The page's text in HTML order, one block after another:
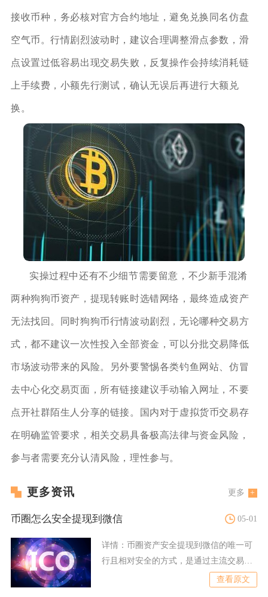
接收币种，务必核对官方合约地址，避免兑换同名仿盘
空气币。行情剧烈波动时，建议合理调整滑点参数，滑
点设置过低容易出现交易失败，反复操作会持续消耗链
上手续费，小额先行测试，确认无误后再进行大额兑
换。
实操过程中还有不少细节需要留意，不少新手混淆
两种狗狗币资产，提现转账时选错网络，最终造成资产
无法找回。同时狗狗币行情波动剧烈，无论哪种交易方
式，都不建议一次性投入全部资金，可以分批交易降低
市场波动带来的风险。另外要警惕各类钓鱼网站、仿冒
去中心化交易页面，所有链接建议手动输入网址，不要
点开社群陌生人分享的链接。国内对于虚拟货币交易存
在明确监管要求，相关交易具备极高法律与资金风险，
参与者需要充分认清风险，理性参与。
更多资讯 更多
币圈怎么安全提现到微信 05-01
详情： 币圈资产安全提现到微信的唯一可
行且相对安全的方式，是通过主流交易所
查看原文